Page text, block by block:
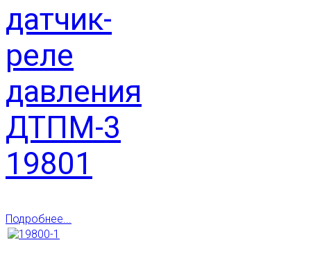
датчик-
реле
давления
ДТПМ-3
19801
Подробнее...